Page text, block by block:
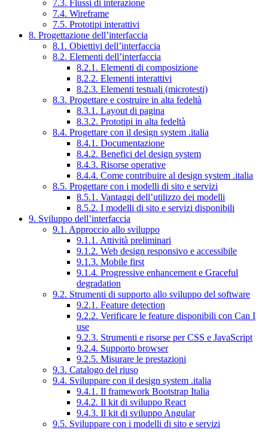
7.3. Flussi di interazione
7.4. Wireframe
7.5. Prototipi interattivi
8. Progettazione dell’interfaccia
8.1. Obiettivi dell’interfaccia
8.2. Elementi dell’interfaccia
8.2.1. Elementi di composizione
8.2.2. Elementi interattivi
8.2.3. Elementi testuali (microtesti)
8.3. Progettare e costruire in alta fedeltà
8.3.1. Layout di pagina
8.3.2. Prototipi in alta fedeltà
8.4. Progettare con il design system .italia
8.4.1. Documentazione
8.4.2. Benefici del design system
8.4.3. Risorse operative
8.4.4. Come contribuire al design system .italia
8.5. Progettare con i modelli di sito e servizi
8.5.1. Vantaggi dell’utilizzo dei modelli
8.5.2. I modelli di sito e servizi disponibili
9. Sviluppo dell’interfaccia
9.1. Approccio allo sviluppo
9.1.1. Attività preliminari
9.1.2. Web design responsivo e accessibile
9.1.3. Mobile first
9.1.4. Progressive enhancement e Graceful
degradation
9.2. Strumenti di supporto allo sviluppo del software
9.2.1. Feature detection
9.2.2. Verificare le feature disponibili con Can I
use
9.2.3. Strumenti e risorse per CSS e JavaScript
9.2.4. Supporto browser
9.2.5. Misurare le prestazioni
9.3. Catalogo del riuso
9.4. Sviluppare con il design system .italia
9.4.1. Il framework Bootstrap Italia
9.4.2. Il kit di sviluppo React
9.4.3. Il kit di sviluppo Angular
9.5. Sviluppare con i modelli di sito e servizi